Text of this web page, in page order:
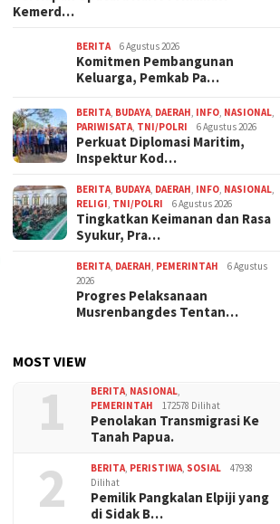
Kemerd…
BERITA 6 Agustus 2026
Komitmen Pembangunan
Keluarga, Pemkab Pa…
BERITA, BUDAYA, DAERAH, INFO, NASIONAL,
PARIWISATA, TNI/POLRI 6 Agustus 2026
Perkuat Diplomasi Maritim,
Inspektur Kod…
BERITA, BUDAYA, DAERAH, INFO, NASIONAL,
RELIGI, TNI/POLRI 6 Agustus 2026
Tingkatkan Keimanan dan Rasa
Syukur, Pra…
BERITA, DAERAH, PEMERINTAH
6 Agustus
2026
Progres Pelaksanaan
Musrenbangdes Tentan…
MOST VIEW
1 BERITA, NASIONAL,
PEMERINTAH
172578 Dilihat
Penolakan Transmigrasi Ke
Tanah Papua.
2 BERITA, PERISTIWA, SOSIAL
47938
Dilihat
Pemilik Pangkalan Elpiji yang
di Sidak B…